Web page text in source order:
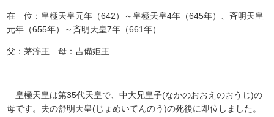
在 位：皇極天皇元年（642）～皇極天皇4年（645年）、斉明天皇
元年（655年）～斉明天皇7年（661年）
父：茅渟王 母：吉備姫王
皇極天皇は第35代天皇で、中大兄皇子(なかのおおえのおうじ)の
母です。夫の舒明天皇(じょめいてんのう)の死後に即位しました。